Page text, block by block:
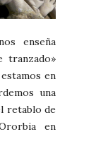
enseña
tranzado»
en
una
retablo de
en